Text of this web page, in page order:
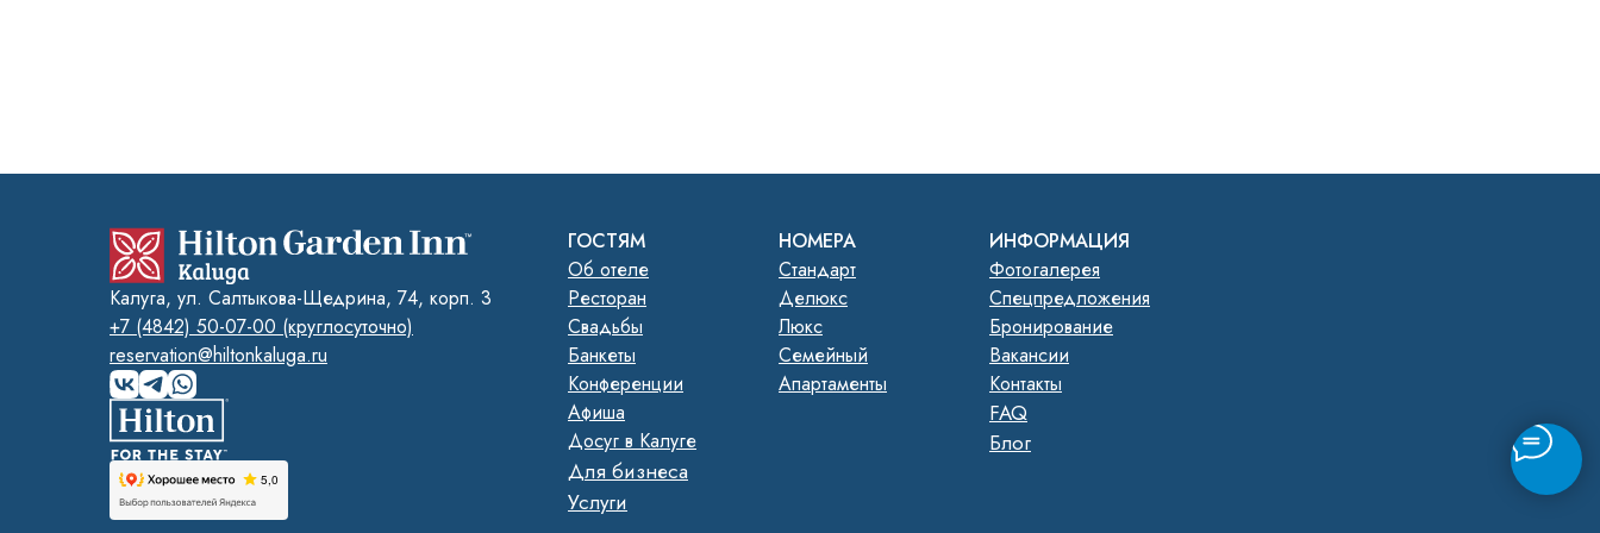
Калуга, ул. Салтыкова-Щедрина, 74, корп. 3
+7 (4842) 50-07-00 (круглосуточно)
reservation@hiltonkaluga.ru
ГОСТЯМ
Об отеле
Ресторан
Свадьбы
Банкеты
Конференции
Афиша
Досуг в Калуге
Для бизнеса
Услуги
НОМЕРА
Стандарт
Делюкс
Люкс
Семейный
Апартаменты
ИНФОРМАЦИЯ
Фотогалерея
Спецпредложения
Бронирование
Вакансии
Контакты
FAQ
Блог